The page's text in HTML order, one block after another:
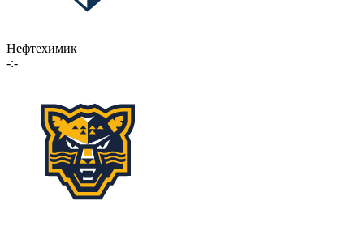
Нефтехимик
-:-